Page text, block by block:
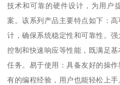
技术和可靠的硬件设计，为用户
案。该系列产品主要特点如下：
计，确保系统稳定性和可靠性。
控制和快速响应等性能，既满足
任务。易于使用：具备友好的操
有的编程经验，用户也能轻松上